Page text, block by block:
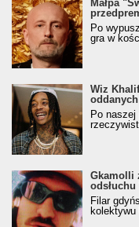
Małpa
Po
gra w
Wiz
Po
Gkamolli
odsłuchu
Filar